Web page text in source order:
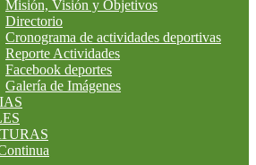
Misión, Visión y Objetivos
Directorio
Cronograma de actividades deportivas
Reporte Actividades
Facebook deportes
Galería de Imágenes